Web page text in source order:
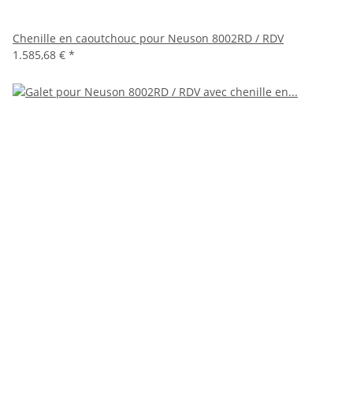
Chenille en caoutchouc pour Neuson 8002RD / RDV
1.585,68 € *